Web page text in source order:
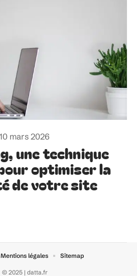
10 mars 2026
une technique
optimiser la
de votre site
© 2025 | datta.fr
Mentions légales Sitemap